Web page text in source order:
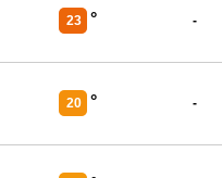
23 ° -
20 ° -